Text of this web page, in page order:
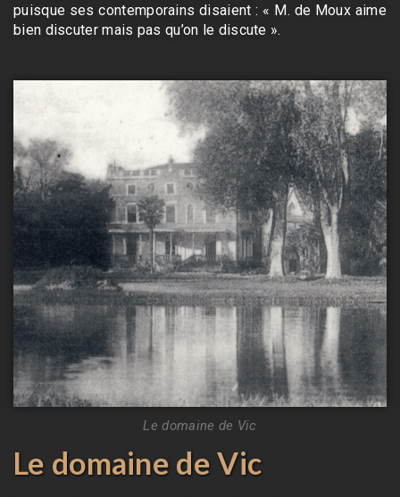
puisque ses contemporains disaient : « M. de Moux aime
bien discuter mais pas qu’on le discute ».
Le domaine de Vic
Le domaine de Vic